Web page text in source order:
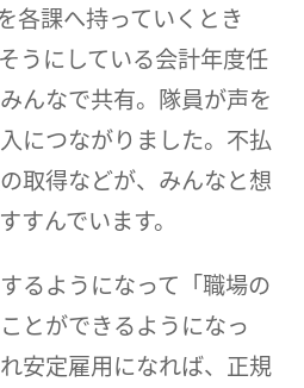
各課へ持っていくとき
うにしている会計年度任
んなで共有。隊員が声を
につながりました。不払
取得などが、みんなと想
すんでいます。
るようになって「職場の
とができるようになっ
安定雇用になれば、正規